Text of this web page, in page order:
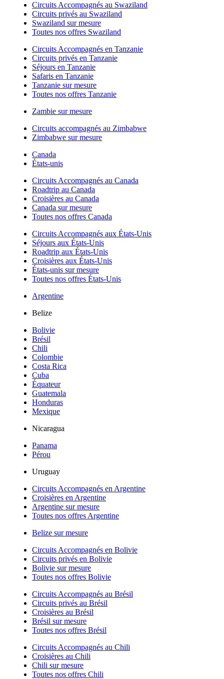
Circuits Accompagnés au Swaziland
Circuits privés au Swaziland
Swaziland sur mesure
Toutes nos offres Swaziland
Circuits Accompagnés en Tanzanie
Circuits privés en Tanzanie
Séjours en Tanzanie
Safaris en Tanzanie
Tanzanie sur mesure
Toutes nos offres Tanzanie
Zambie sur mesure
Circuits accompagnés au Zimbabwe
Zimbabwe sur mesure
Canada
États-unis
Circuits Accompagnés au Canada
Roadtrip au Canada
Croisières au Canada
Canada sur mesure
Toutes nos offres Canada
Circuits Accompagnés aux États-Unis
Séjours aux États-Unis
Roadtrip aux États-Unis
Croisières aux États-Unis
États-unis sur mesure
Toutes nos offres États-Unis
Argentine
Belize
Bolivie
Brésil
Chili
Colombie
Costa Rica
Cuba
Équateur
Guatemala
Honduras
Mexique
Nicaragua
Panama
Pérou
Uruguay
Circuits Accompagnés en Argentine
Croisières en Argentine
Argentine sur mesure
Toutes nos offres Argentine
Belize sur mesure
Circuits Accompagnés en Bolivie
Circuits privés en Bolivie
Bolivie sur mesure
Toutes nos offres Bolivie
Circuits Accompagnés au Brésil
Circuits privés au Brésil
Croisières au Brésil
Brésil sur mesure
Toutes nos offres Brésil
Circuits Accompagnés au Chili
Croisières au Chili
Chili sur mesure
Toutes nos offres Chili